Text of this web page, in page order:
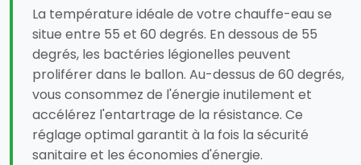
La température idéale de votre chauffe-eau se
situe entre 55 et 60 degrés. En dessous de 55
degrés, les bactéries légionelles peuvent
proliférer dans le ballon. Au-dessus de 60 degrés,
vous consommez de l'énergie inutilement et
accélérez l'entartrage de la résistance. Ce
réglage optimal garantit à la fois la sécurité
sanitaire et les économies d'énergie.